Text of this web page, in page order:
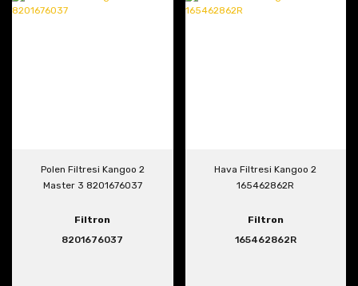
Polen Filtresi Kangoo 2
Master 3 8201676037
Filtron
8201676037
Hava Filtresi Kangoo 2
165462862R
Filtron
165462862R